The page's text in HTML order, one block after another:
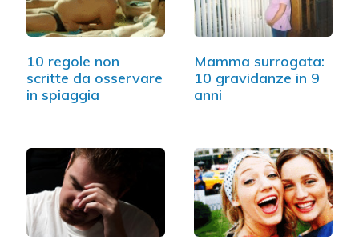
10 regole non
scritte da osservare
in spiaggia
Mamma surrogata:
10 gravidanze in 9
anni